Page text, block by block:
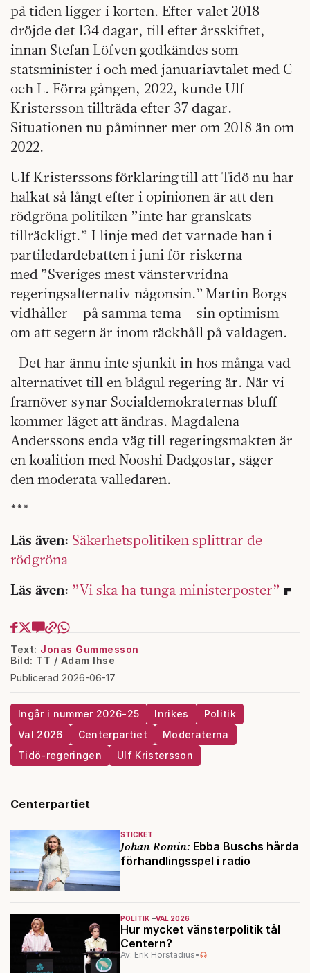
på tiden ligger i korten. Efter valet 2018
dröjde det 134 dagar, till efter årsskiftet,
innan Stefan Löfven godkändes som
statsminister i och med januariavtalet med C
och L. Förra gången, 2022, kunde Ulf
Kristersson tillträda efter 37 dagar.
Situationen nu påminner mer om 2018 än om
2022.
Ulf Kristerssons förklaring till att Tidö nu har
halkat så långt efter i opinionen är att den
rödgröna politiken ”inte har granskats
tillräckligt.” I linje med det varnade han i
partiledardebatten i juni för riskerna
med ”Sveriges mest vänstervridna
regeringsalternativ någonsin.” Martin Borgs
vidhåller – på samma tema – sin optimism
om att segern är inom räckhåll på valdagen.
–Det har ännu inte sjunkit in hos många vad
alternativet till en blågul regering är. När vi
framöver synar Socialdemokraternas bluff
kommer läget att ändras. Magdalena
Anderssons enda väg till regeringsmakten är
en koalition med Nooshi Dadgostar, säger
den moderata valledaren.
***
Läs även: Säkerhetspolitiken splittrar de
rödgröna
Läs även: ”Vi ska ha tunga ministerposter”
Text: Jonas Gummesson
Bild: TT / Adam Ihse
Publicerad 2026-06-17
Ingår i nummer 2026-25 Inrikes
Politik
Val 2026
Centerpartiet
Moderaterna
Tidö-regeringen
Ulf Kristersson
Centerpartiet
STICKET
Johan Romin: Ebba Buschs hårda
förhandlingsspel i radio
POLITIK VAL 2026
Hur mycket vänsterpolitik tål
Centern?
Av: Erik Hörstadius•